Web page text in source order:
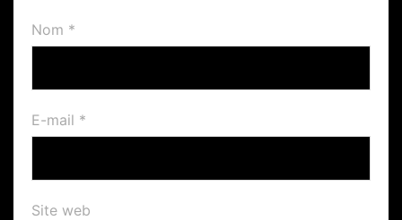
Nom *
E-mail *
Site web